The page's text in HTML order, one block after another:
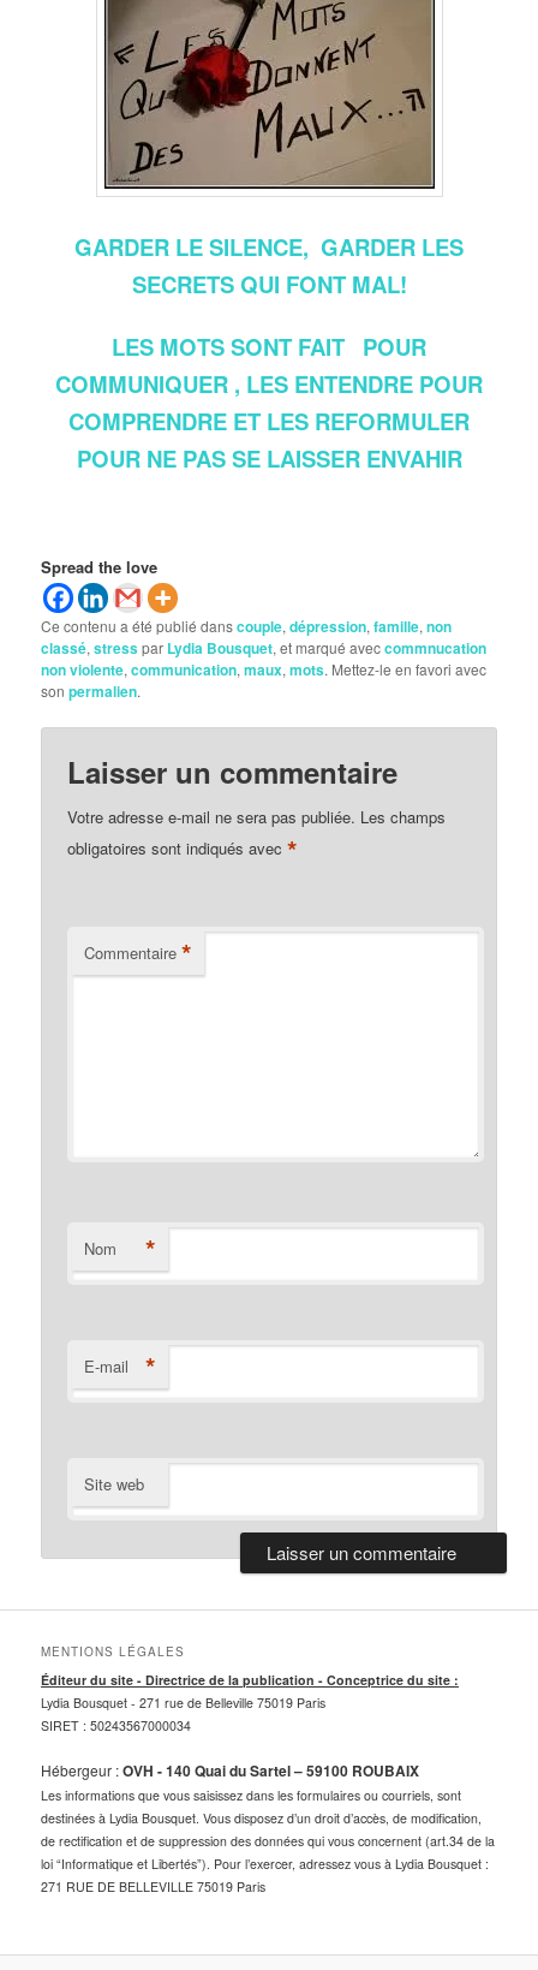
GARDER LE SILENCE, GARDER LES
SECRETS QUI FONT MAL!
LES MOTS SONT FAIT POUR
COMMUNIQUER , LES ENTENDRE POUR
COMPRENDRE ET LES REFORMULER
POUR NE PAS SE LAISSER ENVAHIR
Spread the love
Ce contenu a été publié danscouple,dépression,famille,non
classé,stresspar Lydia Bousquet, et marqué aveccommnucation
non violente,communication,maux,mots. Mettez-le en favori avec
sonpermalien.
Laisser un commentaire
Votre adresse e-mail ne sera pas publiée. Les champs
obligatoires sont indiqués avec*
Commentaire *
Nom *
E-mail *
Site web
MENTIONS LÉGALES
Éditeur du site - Directrice de la publication - Conceptrice du site :
Lydia Bousquet -271 rue de Belleville 75019 Paris
SIRET : 50243567000034
Hébergeur :OVH - 140 Quai du Sartel – 59100 ROUBAIX
Les informations que vous saisissez dans les formulaires ou courriels, sont
destinées à Lydia Bousquet. Vous disposez d’un droit d’accès, de modification,
de rectification et de suppression des données qui vous concernent (art.34 de la
loi “Informatique et Libertés”). Pour l’exercer, adressez vous à Lydia Bousquet :
271 RUE DE BELLEVILLE 75019 Paris